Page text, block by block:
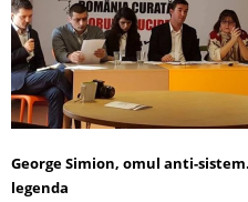
George Simion, omul anti-
legenda